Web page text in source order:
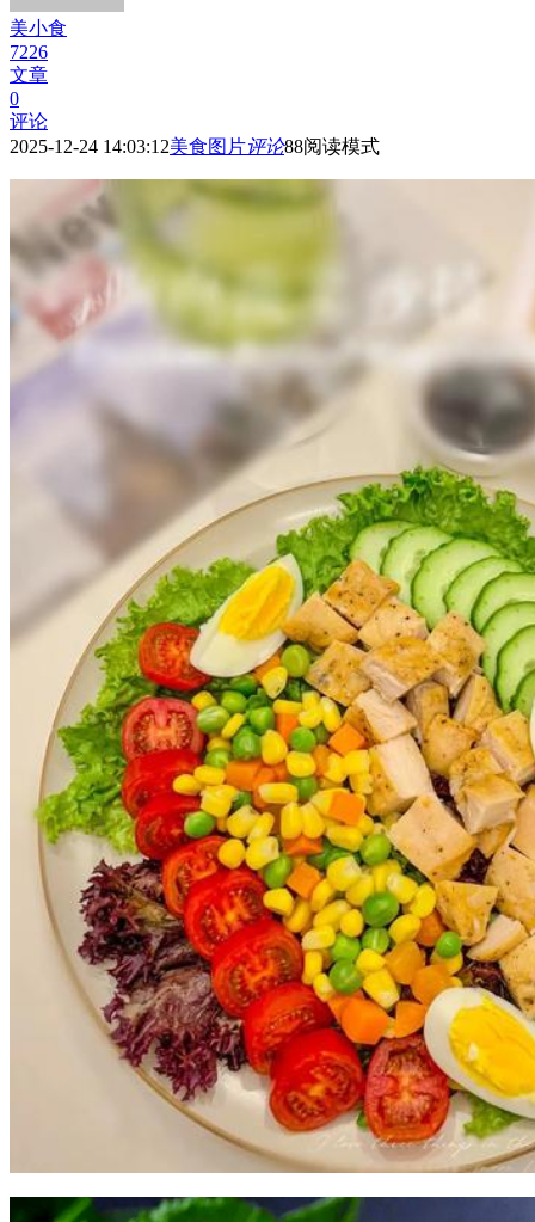
美小食
7226
文章
0
评论
2025-12-24 14:03:12美食图片评论88阅读模式